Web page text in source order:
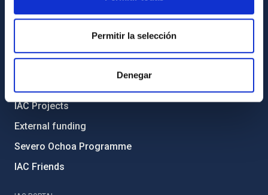
Permitir la selección
Denegar
Code of ethics and anti-fraud policy
IAC Projects
External funding
Severo Ochoa Programme
IAC Friends